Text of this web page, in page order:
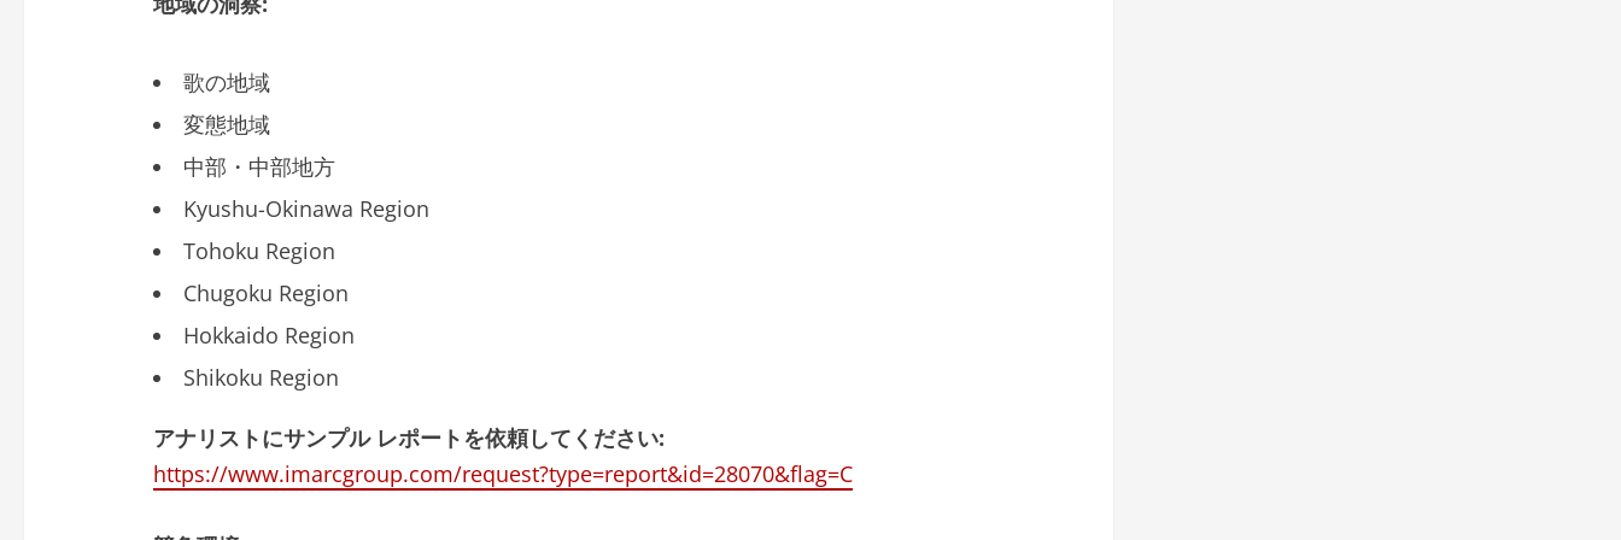
歌の地域
変態地域
中部・中部地方
Kyushu-Okinawa Region
Tohoku Region
Chugoku Region
Hokkaido Region
Shikoku Region
アナリストにサンプル レポートを依頼してください:
https://www.imarcgroup.com/request?type=report&id=28070&flag=C